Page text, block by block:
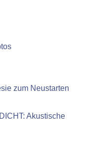
zum Neustarten
Akustische